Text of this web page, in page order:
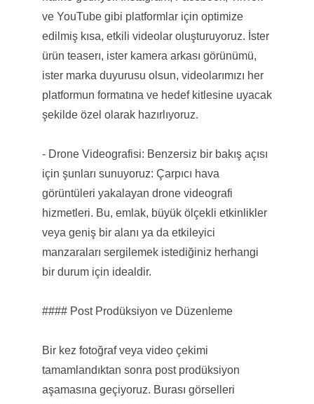
ve YouTube gibi platformlar için optimize
edilmiş kısa, etkili videolar oluşturuyoruz. İster
ürün teaserı, ister kamera arkası görünümü,
ister marka duyurusu olsun, videolarımızı her
platformun formatına ve hedef kitlesine uyacak
şekilde özel olarak hazırlıyoruz.
- Drone Videografisi: Benzersiz bir bakış açısı
için şunları sunuyoruz: Çarpıcı hava
görüntüleri yakalayan drone videografi
hizmetleri. Bu, emlak, büyük ölçekli etkinlikler
veya geniş bir alanı ya da etkileyici
manzaraları sergilemek istediğiniz herhangi
bir durum için idealdir.
#### Post Prodüksiyon ve Düzenleme
Bir kez fotoğraf veya video çekimi
tamamlandıktan sonra post prodüksiyon
aşamasına geçiyoruz. Burası görselleri